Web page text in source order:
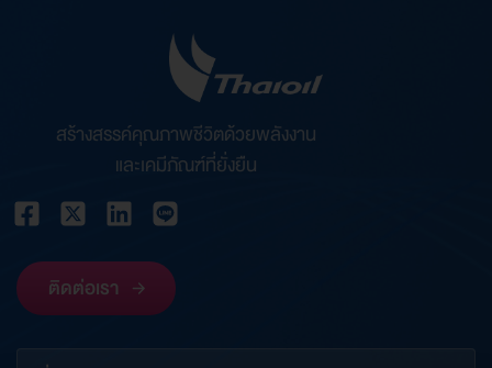
สร้างสรรค์คุณภาพชีวิตด้วยพลังงาน
และเคมีภัณฑ์ที่ยั่งยืน
ติดต่อเรา